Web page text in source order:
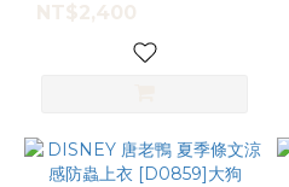
NT$2,400